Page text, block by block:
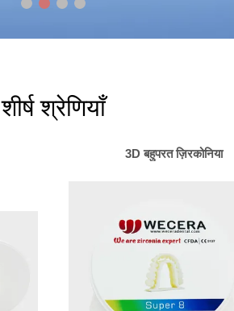
शीर्ष श्रेणियाँ
3D बहुपरत ज़िरकोनिया